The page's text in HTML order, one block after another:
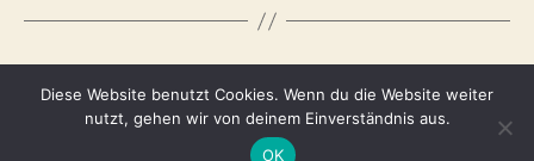
↑
Diese Website benutzt Cookies. Wenn du die Website weiter
nutzt, gehen wir von deinem Einverständnis aus.
OK